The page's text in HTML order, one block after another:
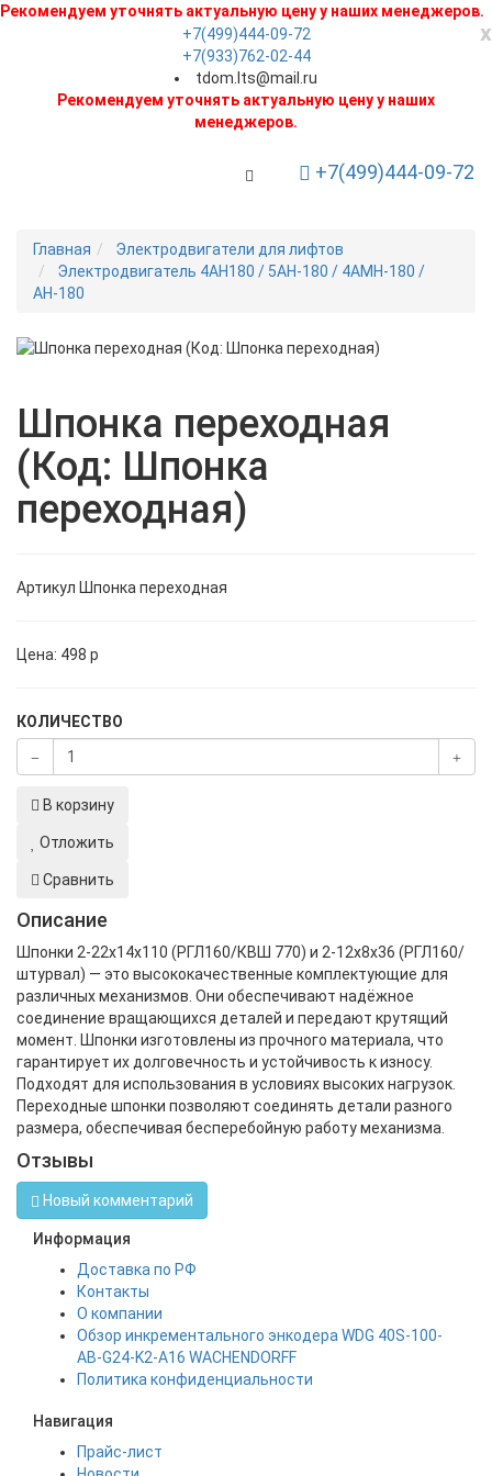
Рекомендуем уточнять актуальную цену у наших менеджеров.
x
+7(499)444-09-72
+7(933)762-02-44
tdom.lts@mail.ru
Рекомендуем уточнять актуальную цену у наших
менеджеров.
+7(499)444-09-72
Toggle Navigation
Главная
Электродвигатели для лифтов
Электродвигатель 4АН180 / 5АН-180 / 4АМН-180 /
АН-180
Шпонка переходная
(Код: Шпонка
переходная)
Артикул Шпонка переходная
Цена: 498 p
КОЛИЧЕСТВО
В корзину
Отложить
Сравнить
Описание
Шпонки 2-22х14х110 (РГЛ160/КВШ 770) и 2-12х8х36 (РГЛ160/
штурвал) — это высококачественные комплектующие для
различных механизмов. Они обеспечивают надёжное
соединение вращающихся деталей и передают крутящий
момент. Шпонки изготовлены из прочного материала, что
гарантирует их долговечность и устойчивость к износу.
Подходят для использования в условиях высоких нагрузок.
Переходные шпонки позволяют соединять детали разного
размера, обеспечивая бесперебойную работу механизма.
Отзывы
Новый комментарий
Информация
Доставка по РФ
Контакты
О компании
Обзор инкрементального энкодера WDG 40S-100-
AB-G24-K2-A16 WACHENDORFF
Политика конфиденциальности
Навигация
Прайс-лист